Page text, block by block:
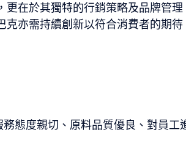
在於其獨特的行銷策略及品牌管
亦需持續創新以符合消費者的期
態度親切、原料品質優良、對員工